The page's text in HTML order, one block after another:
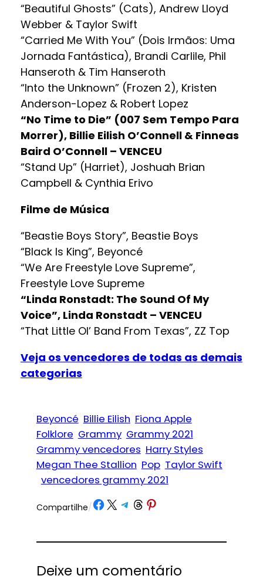
“Beautiful Ghosts” (Cats), Andrew Lloyd
Webber & Taylor Swift
“Carried Me With You” (Dois Irmãos: Uma
Jornada Fantástica), Brandi Carlile, Phil
Hanseroth & Tim Hanseroth
“Into the Unknown” (Frozen 2), Kristen
Anderson-Lopez & Robert Lopez
“No Time to Die” (007 Sem Tempo Para
Morrer), Billie Eilish O’Connell & Finneas
Baird O’Connell – VENCEU
“Stand Up” (Harriet), Joshuah Brian
Campbell & Cynthia Erivo
Filme de Música
“Beastie Boys Story”, Beastie Boys
“Black Is King”, Beyoncé
“We Are Freestyle Love Supreme”,
Freestyle Love Supreme
“Linda Ronstadt: The Sound Of My
Voice”, Linda Ronstadt – VENCEU
“That Little Ol’ Band From Texas”, ZZ Top
Veja os vencedores de todas as demais
categorias
Beyoncé Billie Eilish Fiona Apple
Folklore Grammy Grammy 2021
Grammy vencedores Harry Styles
Megan Thee Stallion Pop Taylor Swift
vencedores grammy 2021
Compartilhe/Share on Facebook
Share on X Share on Telegram
Share on Threads
Share on Pinterest
Deixe um comentário